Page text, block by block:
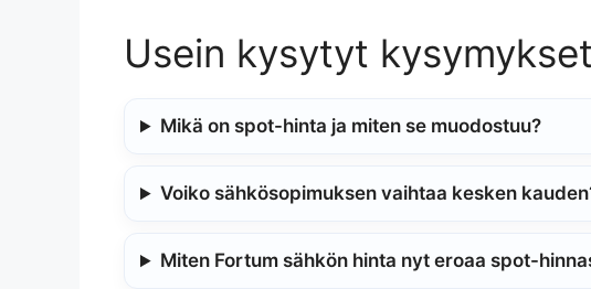
Usein kysytyt kysymykset
Mikä on spot-hinta ja miten se muodostuu?
Voiko sähkösopimuksen vaihtaa kesken
Miten Fortum sähkön hinta nyt eroaa spot-